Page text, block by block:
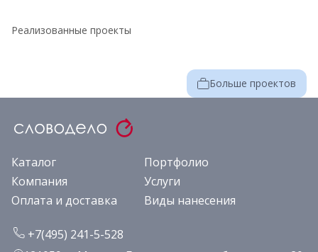
Реализованные проекты
Больше проектов
Каталог
Портфолио
Компания
Услуги
Оплата и доставка
Виды нанесения
+7(495) 241-5-528